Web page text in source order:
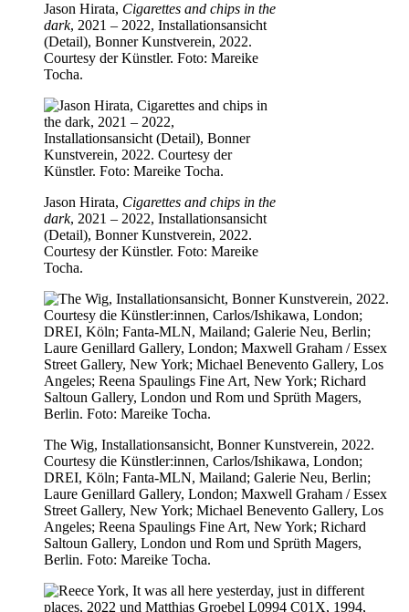
Jason Hirata, Cigarettes and chips in the
dark, 2021 – 2022, Installationsansicht
(Detail), Bonner Kunstverein, 2022.
Courtesy der Künstler. Foto: Mareike
Tocha.
Jason Hirata, Cigarettes and chips in the
dark, 2021 – 2022, Installationsansicht
(Detail), Bonner Kunstverein, 2022.
Courtesy der Künstler. Foto: Mareike
Tocha.
The Wig, Installationsansicht, Bonner Kunstverein, 2022.
Courtesy die Künstler:innen, Carlos/Ishikawa, London;
DREI, Köln; Fanta-MLN, Mailand; Galerie Neu, Berlin;
Laure Genillard Gallery, London; Maxwell Graham / Essex
Street Gallery, New York; Michael Benevento Gallery, Los
Angeles; Reena Spaulings Fine Art, New York; Richard
Saltoun Gallery, London und Rom und Sprüth Magers,
Berlin. Foto: Mareike Tocha.